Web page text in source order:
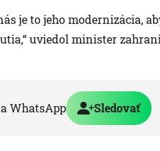
je to jeho modernizácia,
uviedol minister
WhatsApp Sledovať